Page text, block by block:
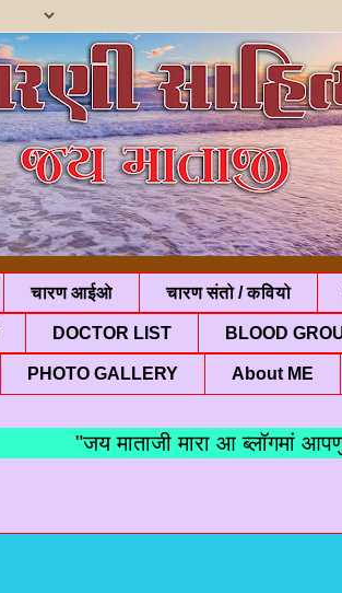
चारण आईओ चारण संतो / कवियो
DOCTOR LIST BLOOD
PHOTO GALLERY About ME
"जय माताजी मारा आ